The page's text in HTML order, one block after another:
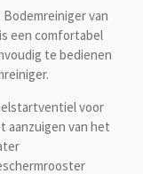
Bodemreiniger van
een comfortabel
te bedienen
voor
aanzuigen van het